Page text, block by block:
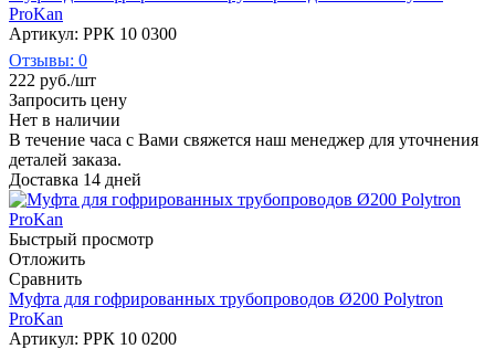
ProKan
Артикул: РРК 10 0300
Отзывы: 0
222 руб./шт
Запросить цену
Нет в наличии
В течение часа с Вами свяжется наш менеджер для уточнения
деталей заказа.
Доставка 14 дней
Быстрый просмотр
Отложить
Сравнить
Муфта для гофрированных трубопроводов Ø200 Polytron
ProKan
Артикул: РРК 10 0200